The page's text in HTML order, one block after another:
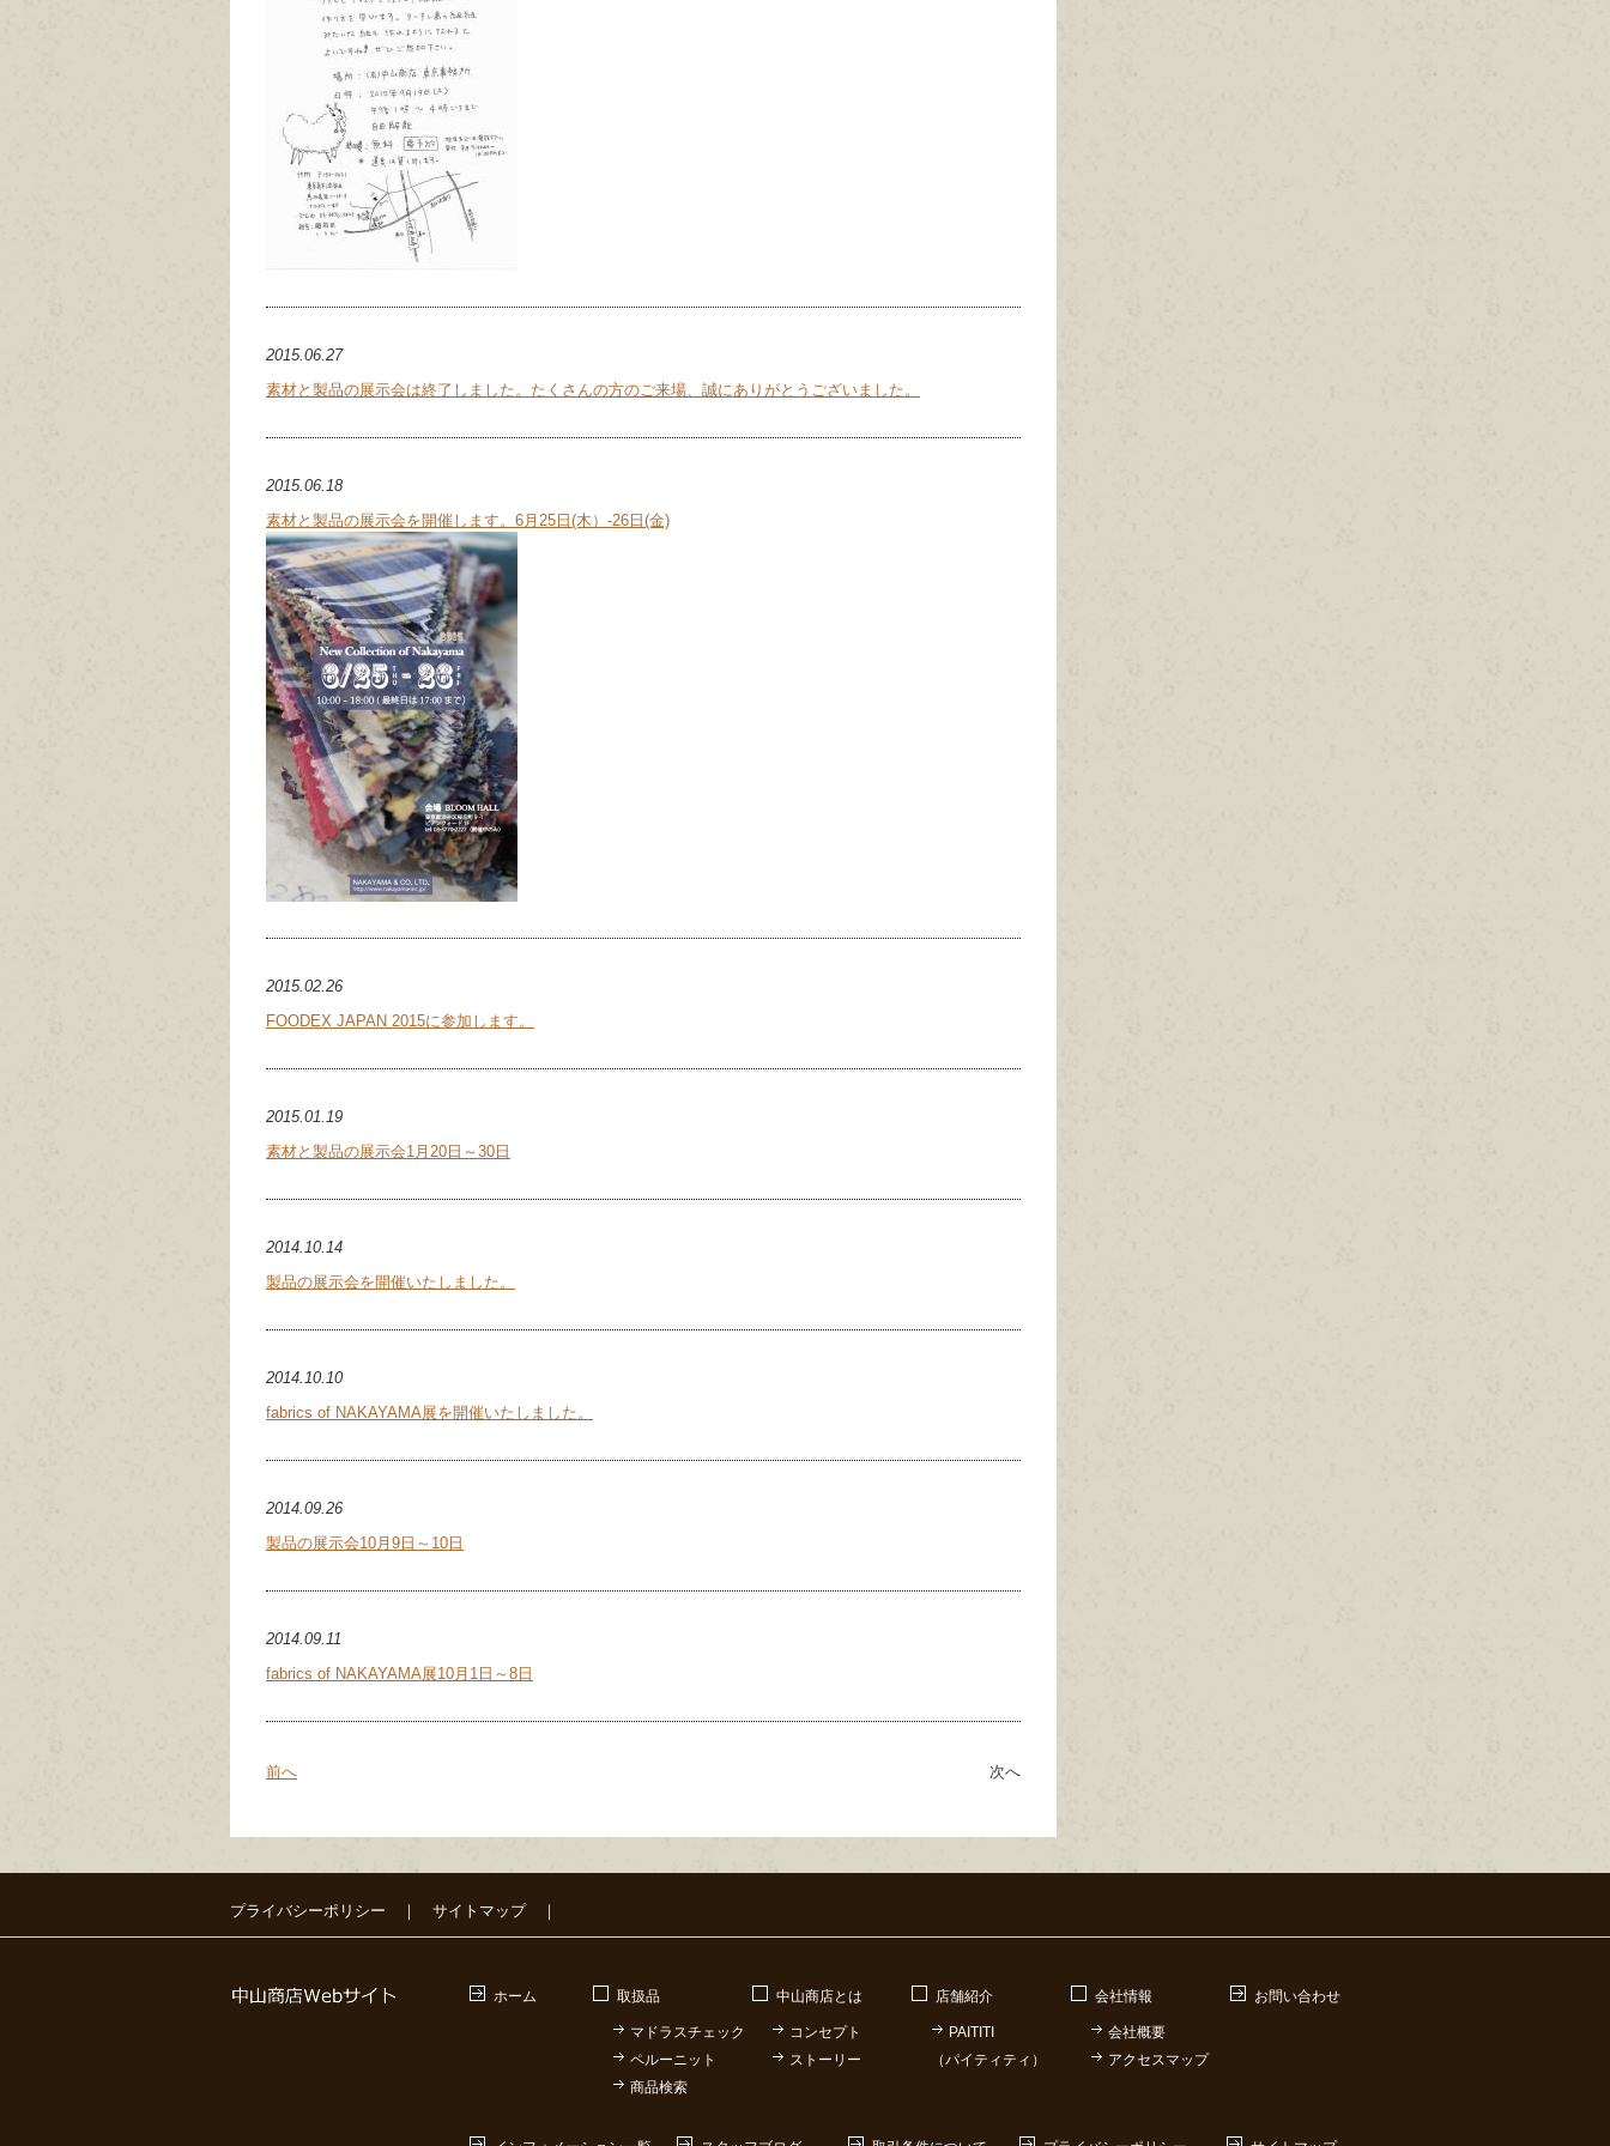
2015.06.27
素材と製品の展示会は終了しました。たくさんの方のご来場、誠にありがとうございました。
2015.06.18
素材と製品の展示会を開催します。6月25日(木）-26日(金)
2015.02.26
FOODEX JAPAN 2015に参加します。
2015.01.19
素材と製品の展示会1月20日～30日
2014.10.14
製品の展示会を開催いたしました。
2014.10.10
fabrics of NAKAYAMA展を開催いたしました。
2014.09.26
製品の展示会10月9日～10日
2014.09.11
fabrics of NAKAYAMA展10月1日～8日
前へ 次へ
プライバシーポリシー ｜ サイトマップ｜
ホーム 取扱品
マドラスチェック
ペルーニット
商品検索
中山商店とは
コンセプト
ストーリー
店舗紹介
PAITITI
（パイティティ）
会社情報
会社概要
アクセスマップ
お問い合わせ